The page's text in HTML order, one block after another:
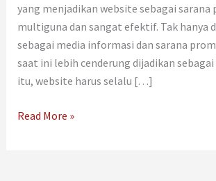
yang menjadikan website sebagai sarana
multiguna dan sangat efektif. Tak hanya
sebagai media informasi dan sarana
saat ini lebih cenderung dijadikan
itu, website harus selalu […]
Read More »